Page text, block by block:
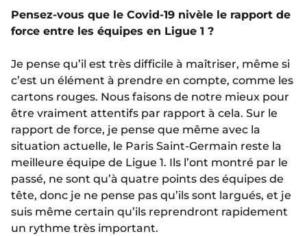
Pensez-vous que le Covid-19 nivèle le rapport de
force entre les équipes en Ligue 1 ?
Je pense qu’il est très difficile à maîtriser, même si
c’est un élément à prendre en compte, comme les
cartons rouges. Nous faisons de notre mieux pour
être vraiment attentifs par rapport à cela. Sur le
rapport de force, je pense que même avec la
situation actuelle, le Paris Saint-Germain reste la
meilleure équipe de Ligue 1. Ils l’ont montré par le
passé, ne sont qu’à quatre points des équipes de
tête, donc je ne pense pas qu’ils sont largués, et je
suis même certain qu’ils reprendront rapidement
un rythme très important.